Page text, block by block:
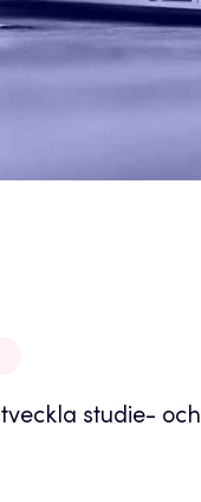
studie- och